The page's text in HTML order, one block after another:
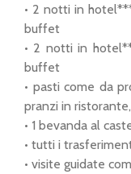
• 2 notti in
buffet
• 2 notti in
buffet
• pasti come da
pranzi in
• 1 bevanda al
• tutti i
• visite guidate